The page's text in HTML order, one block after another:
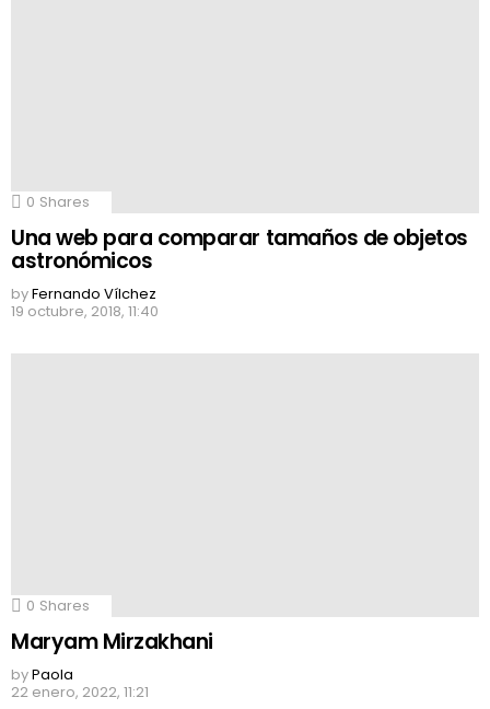
0 Shares
Una web para comparar tamaños de objetos
astronómicos
byFernando Vílchez
19 octubre, 2018, 11:40
0 Shares
Maryam Mirzakhani
byPaola
22 enero, 2022, 11:21